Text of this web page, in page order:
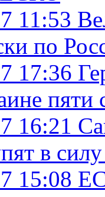
11:53
по
17:36
пяти
16:21
в
15:08